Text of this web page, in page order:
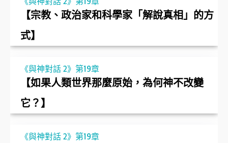
【宗教、政治家和科學家「解說真相」的方
式】
《與神對話 2》第19章
【如果人類世界那麼原始，為何神不改變
它？】
《與神對話 2》第19章